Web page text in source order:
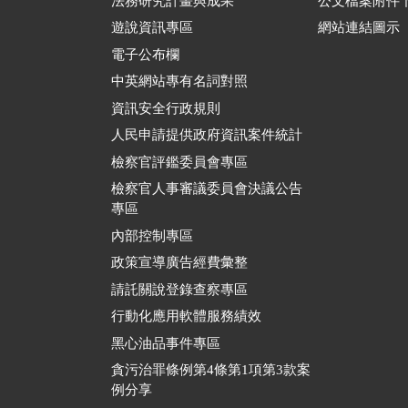
遊說資訊專區
電子公布欄
中英網站專有名詞對照
資訊安全行政規則
人民申請提供政府資訊案件統計
檢察官評鑑委員會專區
檢察官人事審議委員會決議公告
專區
內部控制專區
政策宣導廣告經費彙整
請託關說登錄查察專區
行動化應用軟體服務績效
黑心油品事件專區
貪污治罪條例第4條第1項第3款案
例分享
網站連結圖示